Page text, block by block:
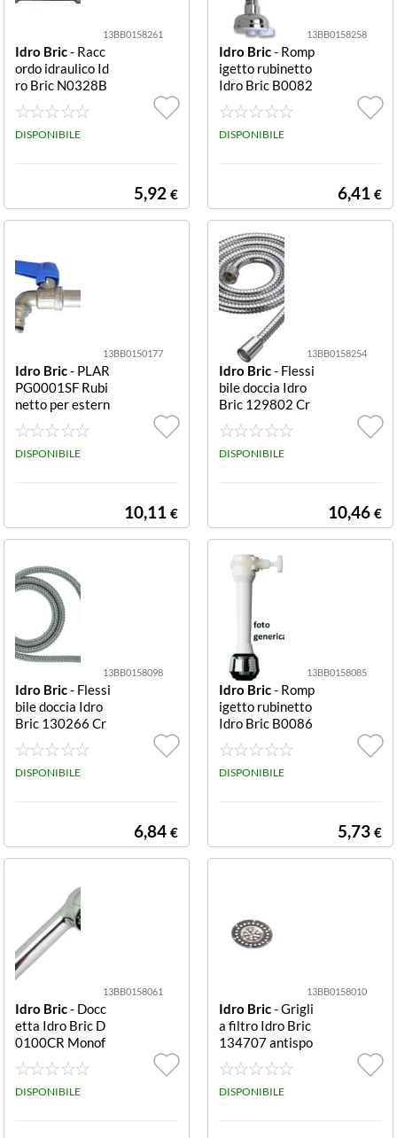
13BB0158261
Idro Bric- Racc
ordo idraulico Id
ro Bric N0328B
Cromo
DISPONIBILE
5,92 €
13BB0158258
Idro Bric- Romp
igetto rubinetto
Idro Bric B0082
Cromo
DISPONIBILE
6,41 €
13BB0150177
Idro Bric- PLAR
PG0001SF Rubi
netto per estern
o Ekomatic zinc
ato Ekomatic
DISPONIBILE
10,11 €
13BB0158254
Idro Bric- Flessi
bile doccia Idro
Bric 129802 Cr
omo
DISPONIBILE
10,46 €
13BB0158098
Idro Bric- Flessi
bile doccia Idro
Bric 130266 Cr
omo
DISPONIBILE
6,84 €
13BB0158085
Idro Bric- Romp
igetto rubinetto
Idro Bric B0086
Bianco e Cromo
DISPONIBILE
5,73 €
13BB0158061
Idro Bric- Docc
etta Idro Bric D
0100CR Monof
oro Cromo Mon
oforo
DISPONIBILE
13BB0158010
Idro Bric- Grigli
a filtro Idro Bric
134707 antispo
rco per pilette la
velli Cromo anti
sporco per pilett
DISPONIBILE